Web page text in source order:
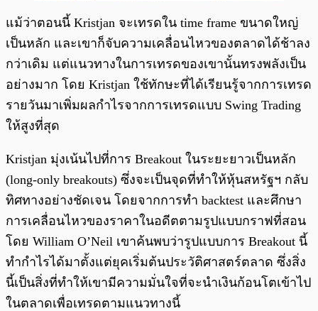
แม้ว่าตอนนี้ Kristjan จะเทรดใน time frame ขนาดใหญ่
เป็นหลัก และเขาก็จับความเคลื่อนไหวของตลาดได้ช้าลง
กว่าเดิม แต่แนวทางในการเทรดของเขานั้นทรงพลังเป็น
อย่างมาก โดย Kristjan ใช้ทักษะที่ได้เรียนรู้จากการเทรด
รายวันมาเพิ่มผลกำไรจากการเทรดแบบ Swing Trading
ให้สูงที่สุด
Kristjan มุ่งเน้นไปที่การ Breakout ในระยะยาวเป็นหลัก
(long-only breakouts) ซึ่งจะเป็นจุดที่ทำให้หุ้นสหรัฐฯ กลับ
ทิศทางอย่างชัดเจน โดยจากการทำ backtest และศึกษา
การเคลื่อนไหวของราคาในอดีตตามรูปแบบกราฟที่สอน
โดย William O’Neil เขาค้นพบว่ารูปแบบการ Breakout นี้
ทำกำไรได้มาตั้งแต่ยุคเริ่มต้นประวัติศาสตร์ตลาด ซึ่งสิ่ง
นี้เป็นสิ่งที่ทำให้เขามีความมั่นใจที่จะนำเงินก้อนโตเข้าไป
ในตลาดเพื่อเทรดตามแนวทางนี้